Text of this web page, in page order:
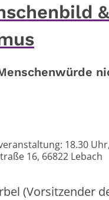
18.30
16, 66822 Lebach
(Vorsitzender